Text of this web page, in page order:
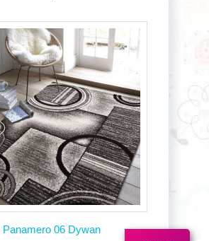
Więcej
W magazynie
Dodaj do porównania
Panamero 06 Dywan